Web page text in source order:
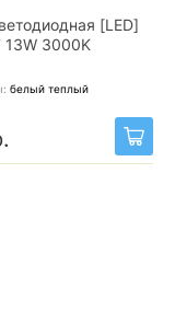
[LED]
13W 3000K
белый теплый